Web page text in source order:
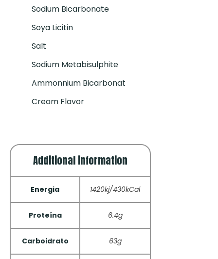
Sodium Bicarbonate
Soya Licitin
Salt
Sodium Metabisulphite
Ammonnium Bicarbonat
Cream Flavor
Additional information
Energia 1420kj/430kCal
Proteína 6.4g
Carboidrato 63g